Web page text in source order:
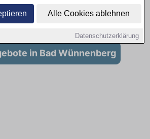
Alle Cookies ablehnen
Datenschutzerklärung
es keine Stellenangebote
Bad Wünnenberg
in Bad Wünnenberg